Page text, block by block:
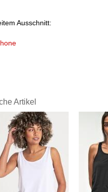
Ausschnitt:
Artikel